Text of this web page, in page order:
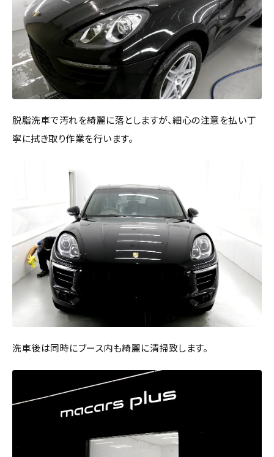
脱脂洗車で汚れを綺麗に落としますが、細心の注意を払い丁
寧に拭き取り作業を行います。
洗車後は同時にブース内も綺麗に清掃致します。